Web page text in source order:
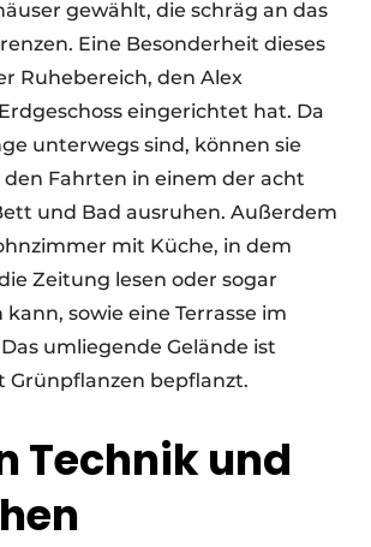
gewählt, die schräg an das
Eine Besonderheit dieses
Ruhebereich, den Alex
eingerichtet hat. Da
unterwegs sind, können sie
den Fahrten in einem der acht
und Bad ausruhen. Außerdem
mit Küche, in dem
Zeitung lesen oder sogar
sowie eine Terrasse im
umliegende Gelände ist
Grünpflanzen bepflanzt.
Technik und